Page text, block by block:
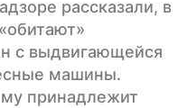
рассказали, в
с выдвигающейся
машины.
принадлежит